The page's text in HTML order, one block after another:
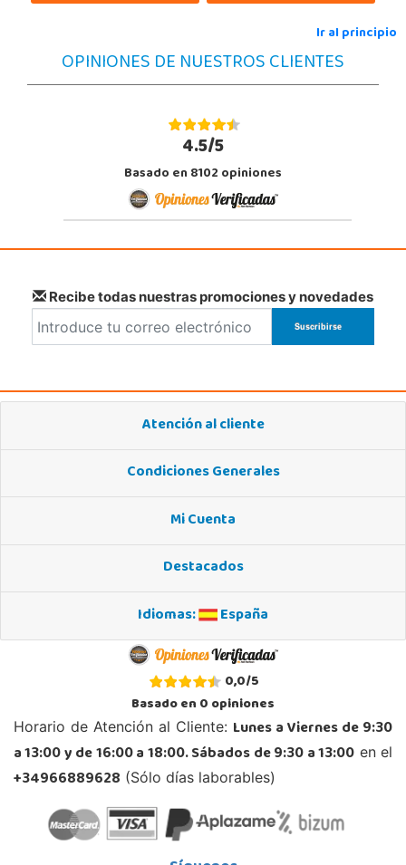
Jaén
Avda. Roma S/N
POCAS UNIDADES
Granada
18100, Armilla
958183860
Localizar Tienda
Juguetilandia Barakaldo
Centro comercial Max Center Barrio, Kareaga K., s/n Planta 1 Local LC3
946095553
POCAS UNIDADES
Juguetilandia Ciudad Real
Parque Comercial Puerta del Ave local 5 (Avenida de la ciencia nº9)
STOCK DISPONIBLE
Alicante
Avd. Alicante,27 (Carretera N-340)
Ir al principio
OPINIONES DE NUESTROS CLIENTES
4.5/5
Basado en 8102 opiniones
Recibe todas nuestras promociones y novedades
Atención al cliente
Condiciones Generales
Mi Cuenta
Destacados
Idiomas:
España
0,0/5
Basado en0opiniones
Horario de Atención al Cliente: Lunes a Viernes de 9:30
a 13:00 y de 16:00 a 18:00. Sábados de 9:30 a 13:00 en el
+34966889628 (Sólo días laborables)